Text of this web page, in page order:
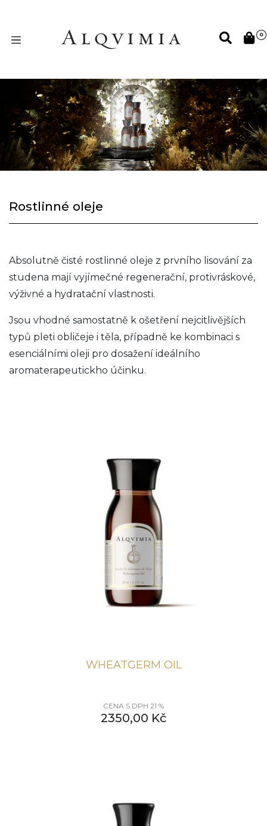
0
Rostlinné oleje
Absolutně čisté rostlinné oleje z prvního lisování za
studena mají vyjímečné regenerační, protivráskové,
výživné a hydratační vlastnosti.
Jsou vhodné samostatně k ošetření nejcitlivějších
typů pleti obličeje i těla, případně ke kombinaci s
esenciálními oleji pro dosažení ideálního
aromaterapeutickho účinku.
WHEATGERM OIL
CENA S DPH 21 %
2350,00 Kč